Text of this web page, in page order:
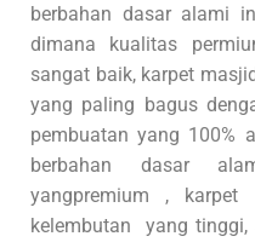
berbahan dasar alami
dimana kualitas
sangat baik, karpet
yang paling bagus
pembuatan yang 100%
berbahan dasar
yangpremium ,
kelembutan yang